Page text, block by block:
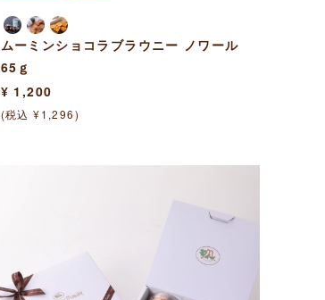
ムーミンショコラブラウニー ノワール
65ｇ
¥ 1,200
(税込 ¥1,296)